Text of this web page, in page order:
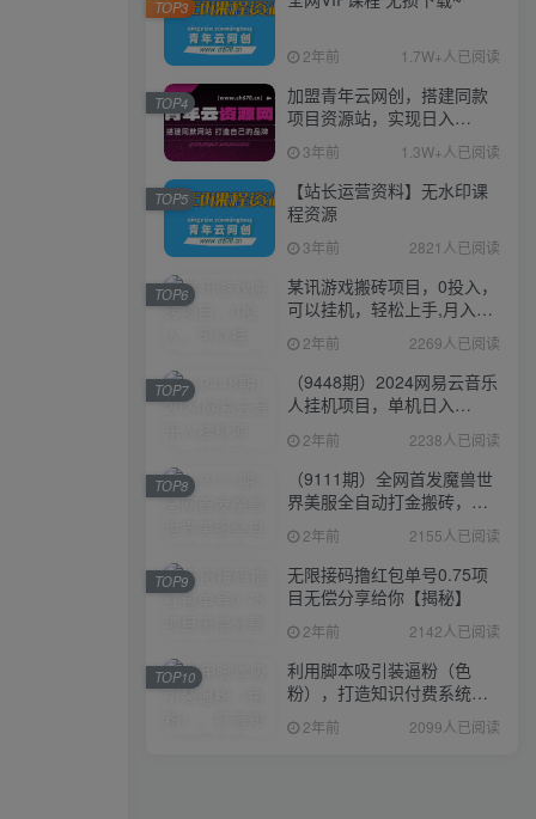
2年前 1.7W+人已阅读
TOP3
加盟青年云网创，搭建同款
项目资源站，实现日入
2000+
3年前 1.3W+人已阅读
TOP4
【站长运营资料】无水印课
程资源
3年前 2821人已阅读
TOP5
某讯游戏搬砖项目，0投入，
可以挂机，轻松上手,月入
3000+上不封顶
2年前 2269人已阅读
TOP6
（9448期）2024网易云音乐
人挂机项目，单机日入
150+，无脑月入5000+
2年前 2238人已阅读
TOP7
（9111期）全网首发魔兽世
界美服全自动打金搬砖，日
入1000+，简单好操作，保
姆级教学
2年前 2155人已阅读
TOP8
无限接码撸红包单号0.75项
目无偿分享给你【揭秘】
2年前 2142人已阅读
TOP9
利用脚本吸引装逼粉（色
粉），打造知识付费系统，
附388元美女写真项目
2年前 2099人已阅读
TOP10